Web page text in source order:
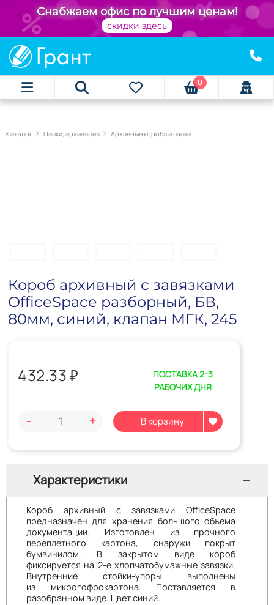
Снабжаем офис по лучшим ценам!
скидки здесь
0
Каталог Папки, архивация Архивные короба и папки
Короб архивный с завязками
OfficeSpace разборный, БВ,
80мм, синий, клапан МГК, 245
432.33₽
ПОСТАВКА 2-3
РАБОЧИХ ДНЯ
- +
Характеристики
Короб архивный с завязками OfficeSpace
предназначен для хранения большого объема
документации. Изготовлен из прочного
переплетного картона, снаружи покрыт
бумвинилом. В закрытом виде короб
фиксируется на 2-е хлопчатобумажные завязки.
Внутренние стойки-упоры выполнены
из микрогофрокартона. Поставляется в
разобранном виде. Цвет синий.